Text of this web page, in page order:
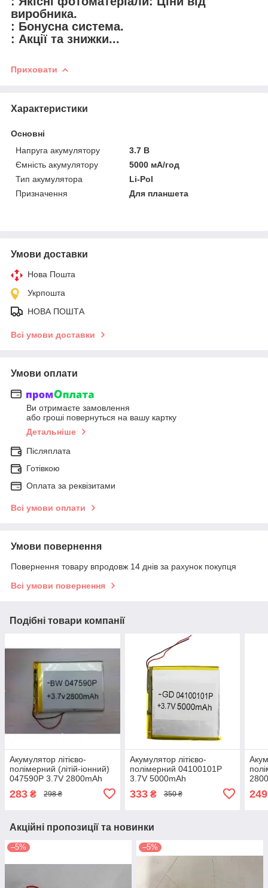
виробника.
: Бонусна система.
: Акції та знижки...
Приховати
Характеристики
Основні
Напруга акумулятору
3.7 В
Ємність акумулятору
5000 мА/год
Тип акумулятора
Li-Pol
Призначення
Для планшета
Умови доставки
Нова Пошта
Укрпошта
НОВА ПОШТА
Всі умови доставки
Умови оплати
Ви отримаєте замовлення
або гроші повернуться на вашу картку
Детальніше
Післяплата
Готівкою
Оплата за реквізитами
Всі умови оплати
Умови повернення
Повернення товару впродовж 14 днів за рахунок покупця
Всі умови повернення
Подібні товари компанії
Акумулятор літієво-
полімерний (літій-іонний)
047590P 3.7V 2800mAh
283 ₴ 298 ₴
Акумулятор літієво-
полімерний 04100101P
3.7V 5000mAh
333₴ 350 ₴ 249
Акційні пропозиції та новинки
–5% –5%